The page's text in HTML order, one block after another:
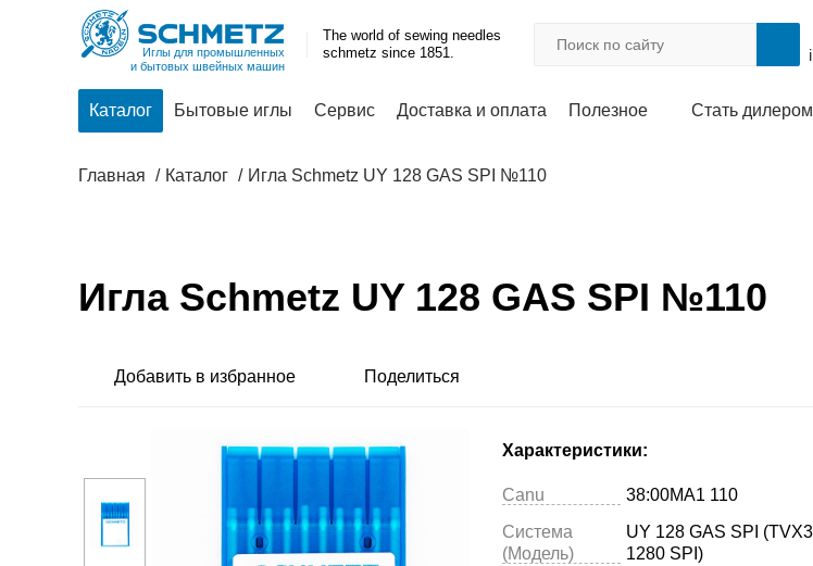
Иглы для промышленных
и бытовых швейных машин
The world of sewing needles
schmetz since 1851.
Каталог Бытовые иглы Сервис Доставка и оплата Полезное Стать дилером
Главная Каталог Игла Schmetz UY 128 GAS SPI №110
Игла Schmetz UY 128 GAS SPI №110
Характеристики:
Canu
38:00MA1 110
Система
(Модель)
UY 128 GAS SPI
1280 SPI)